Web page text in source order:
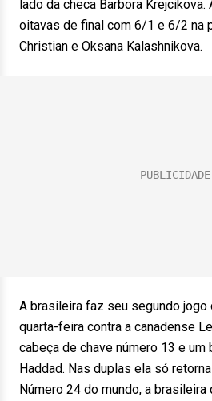
lado da checa Barbora Krejcikova.
oitavas de final com 6/1 e 6/2 na
Christian e Oksana Kalashnikova.
A brasileira faz seu segundo
quarta-feira contra a canadense
cabeça de chave número 13 e um
Haddad. Nas duplas ela só
Número 24 do mundo, a